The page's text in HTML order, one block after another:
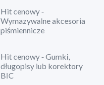
Hit cenowy -
Wymazywalne akcesoria
piśmiennicze
Hit cenowy - Gumki,
długopisy lub korektory
BIC